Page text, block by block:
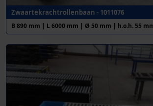
Zwaartekrachtrollenbaan - 1011076
B 890 mm | L 6000 mm | Ø 50 mm | h.o.h. 55